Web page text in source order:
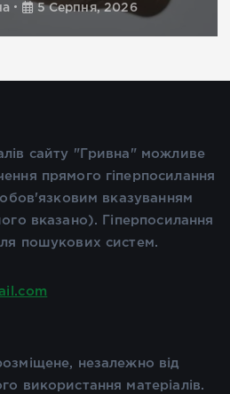
5 Серпня, 2026
сайту "Гривна" можливе
прямого гіперпосилання
вказуванням
вказано). Гіперпосилання
пошукових систем.
незалежно від
використання матеріалів.